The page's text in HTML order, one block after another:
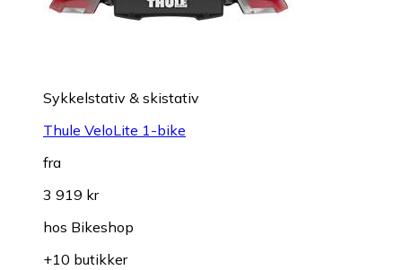
Sykkelstativ & skistativ
Thule VeloLite 1-bike
fra
3 919 kr
hos Bikeshop
+10 butikker